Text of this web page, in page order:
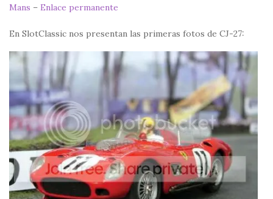
Mans – Enlace permanente
En SlotClassic nos presentan las primeras fotos de CJ-27: